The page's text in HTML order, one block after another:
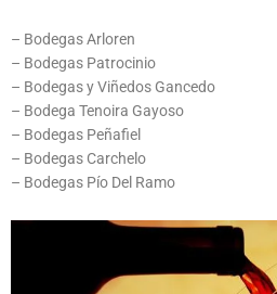
– Bodegas Arloren
– Bodegas Patrocinio
– Bodegas y Viñedos Gancedo
– Bodega Tenoira Gayoso
– Bodegas Peñafiel
– Bodegas Carchelo
– Bodegas Pío Del Ramo